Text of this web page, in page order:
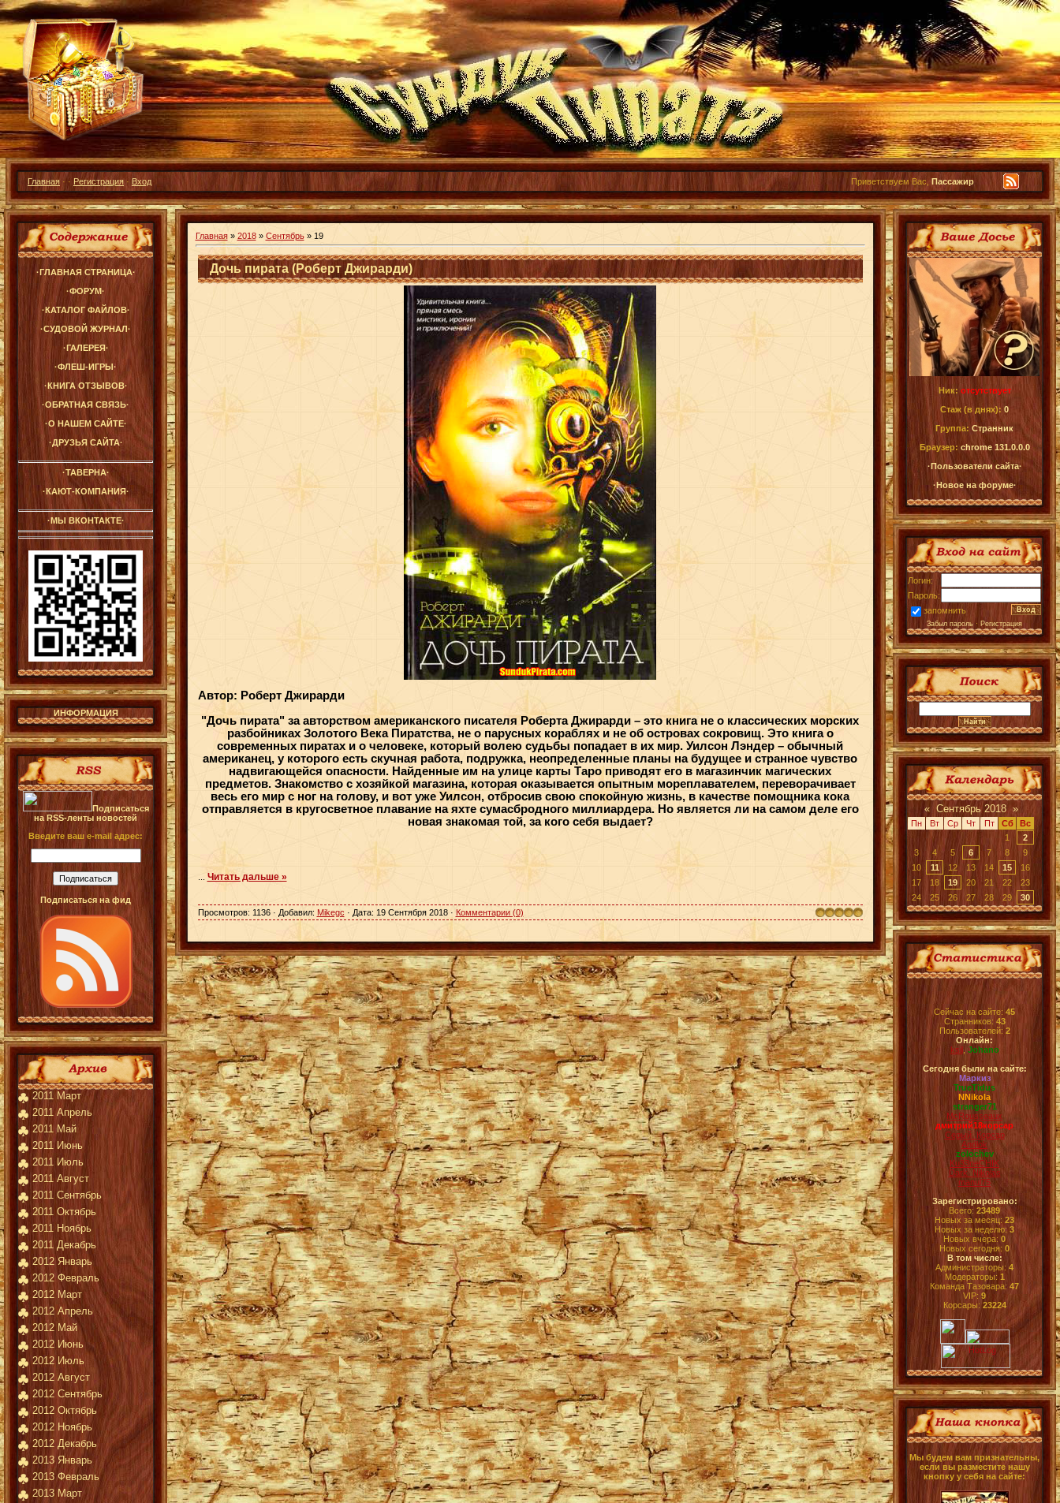
Главная · · Регистрация· Вход Приветствуем Вас, Пассажир
·ГЛАВНАЯ СТРАНИЦА·
·ФОРУМ·
·КАТАЛОГ ФАЙЛОВ·
·СУДОВОЙ ЖУРНАЛ·
·ГАЛЕРЕЯ·
·ФЛЕШ-ИГРЫ·
·КНИГА ОТЗЫВОВ·
·ОБРАТНАЯ СВЯЗЬ·
·О НАШЕМ САЙТЕ·
·ДРУЗЬЯ САЙТА·
·ТАВЕРНА·
·КАЮТ-КОМПАНИЯ·
·МЫ ВКОНТАКТЕ·
ИНФОРМАЦИЯ
Подписаться
на RSS-ленты новостей
Введите ваш e-mail адрес:
Подписаться на фид
2011 Март
2011 Апрель
2011 Май
2011 Июнь
2011 Июль
2011 Август
2011 Сентябрь
2011 Октябрь
2011 Ноябрь
2011 Декабрь
2012 Январь
2012 Февраль
2012 Март
2012 Апрель
2012 Май
2012 Июнь
2012 Июль
2012 Август
2012 Сентябрь
2012 Октябрь
2012 Ноябрь
2012 Декабрь
2013 Январь
2013 Февраль
2013 Март
Главная» 2018 » Сентябрь » 19
Дочь пирата (Роберт Джирарди)
Автор: Роберт Джирарди
"Дочь пирата" за авторством американского писателя Роберта Джирарди – это книга не о классических морских
разбойниках Золотого Века Пиратства, не о парусных кораблях и не об островах сокровищ. Это книга о
современных пиратах и о человеке, который волею судьбы попадает в их мир. Уилсон Лэндер – обычный
американец, у которого есть скучная работа, подружка, неопределенные планы на будущее и странное чувство
надвигающейся опасности. Найденные им на улице карты Таро приводят его в магазинчик магических
предметов. Знакомство с хозяйкой магазина, которая оказывается опытным мореплавателем, переворачивает
весь его мир с ног на голову, и вот уже Уилсон, отбросив свою спокойную жизнь, в качестве помощника кока
отправляется в кругосветное плавание на яхте сумасбродного миллиардера. Но является ли на самом деле его
новая знакомая той, за кого себя выдает?
Читать дальше »
Просмотров: 1136 · Добавил: Mikegc · Дата: 19 Сентября 2018· Комментарии (0)
Ник: отсутствует
Стаж (в днях): 0
Группа: Странник
Браузер: chrome 131.0.0.0
·Пользователи сайта·
·Новое на форуме·
Логин:
Пароль:
запомнить
Забыл пароль · Регистрация
« Сентябрь 2018 »
Пн Вт Ср Чт Пт Сб
Вс
1
2
3
4 5 6 7 8
9
10
11 12 13 14 15
16
17
18 19 20 21 22
23
24
25 26 27 28 29 30
Сейчас на сайте: 45
Странников: 43
Пользователей: 2
Онлайн:
ksil, Johano
Сегодня были на сайте:
Маркиз
TrueTidus
NNikola
stranger71
McRousseaux
дмитрий18корсар
Серый_Корсар
Andlok
zolochev
Ku33neCHIK
Dark_Nikolas
manul75
Зарегистрировано:
Всего: 23489
Новых за месяц: 23
Новых за неделю:3
Новых вчера: 0
Новых сегодня: 0
В том числе:
Администраторы: 4
Модераторы: 1
Команда Тазовара: 47
VIP: 9
Корсары: 23224
Мы будем вам признательны,
если вы разместите нашу
кнопку у себя на сайте: